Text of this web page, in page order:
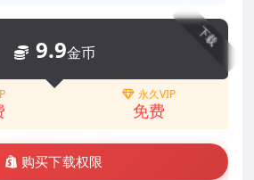
下载
9.9金币
永久VIP
免费
购买下载权限